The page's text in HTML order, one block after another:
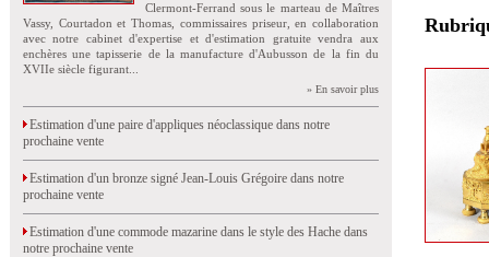
Clermont-Ferrand sous le marteau de Maîtres
Vassy, Courtadon et Thomas, commissaires priseur, en collaboration
avec notre cabinet d'expertise et d'estimation gratuite vendra aux
enchères une tapisserie de la manufacture d'Aubusson de la fin du
XVIIe siècle figurant...
» En savoir plus
Estimation d'une paire d'appliques néoclassique dans notre
prochaine vente
Estimation d'un bronze signé Jean-Louis Grégoire dans notre
prochaine vente
Estimation d'une commode mazarine dans le style des Hache dans
notre prochaine vente